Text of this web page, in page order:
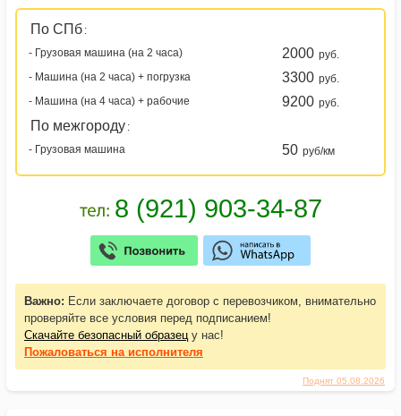
Поднят 05.08.2026
По СПб :
- Грузовая машина (на 2 часа)
2000 руб.
- Машина (на 2 часа) + погрузка
3300 руб.
- Машина (на 4 часа) + рабочие
9200 руб.
По межгороду :
- Грузовая машина
50 руб/км
Важно: Если заключаете договор с перевозчиком, внимательно
проверяйте все условия перед подписанием!
Скачайте безопасный образец у нас!
Пожаловаться на исполнителя